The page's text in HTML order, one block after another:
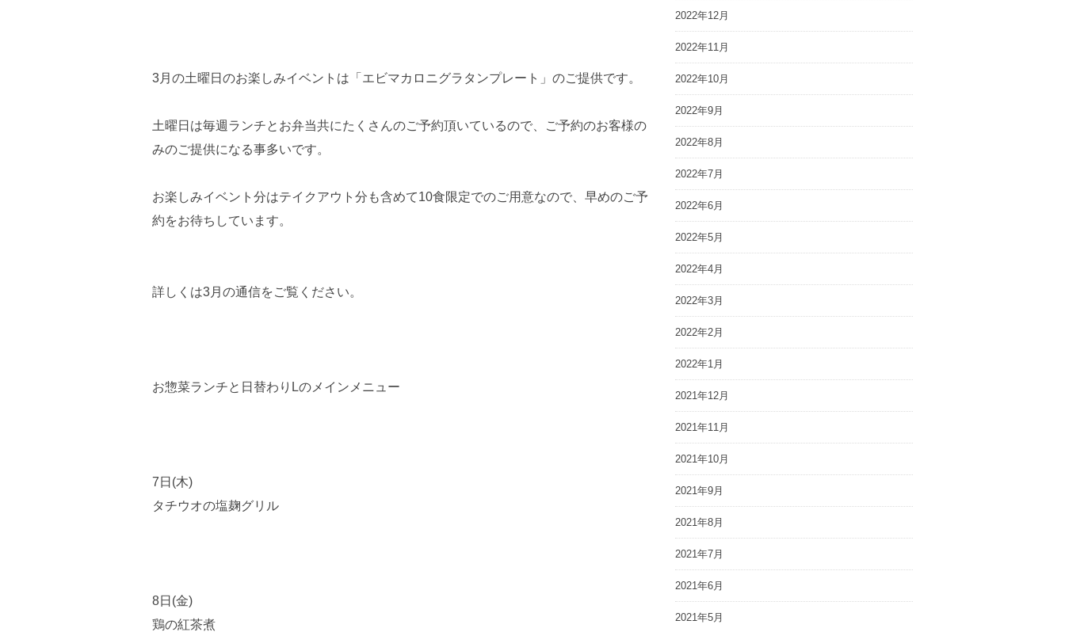
3月の土曜日のお楽しみイベントは「エビマカロニグラタンプレート」のご提供です。
土曜日は毎週ランチとお弁当共にたくさんのご予約頂いているので、ご予約のお客様の
みのご提供になる事多いです。
お楽しみイベント分はテイクアウト分も含めて10食限定でのご用意なので、早めのご予
約をお待ちしています。
詳しくは3月の通信をご覧ください。
お惣菜ランチと日替わりLのメインメニュー
7日(木)
タチウオの塩麹グリル
8日(金)
鶏の紅茶煮
2022年12月
2022年11月
2022年10月
2022年9月
2022年8月
2022年7月
2022年6月
2022年5月
2022年4月
2022年3月
2022年2月
2022年1月
2021年12月
2021年11月
2021年10月
2021年9月
2021年8月
2021年7月
2021年6月
2021年5月